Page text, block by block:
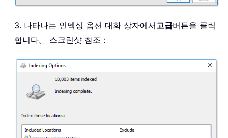
3. 나타나는 인덱싱 옵션 대화 상자에서고급버튼을 클릭
합니다。 스크린샷 참조：